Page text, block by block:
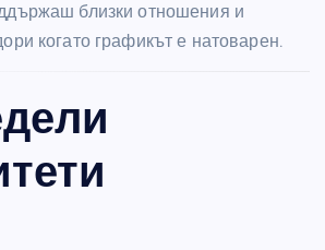
близки отношения и
когато графикът е натоварен.